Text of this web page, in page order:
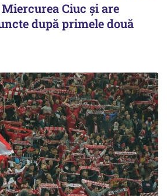
Ciuc şi are
după primele două